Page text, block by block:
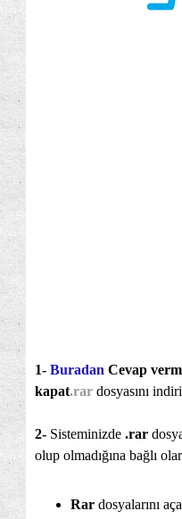
1- Buradan Cevap
kapat.rar dosyasını
2- Sisteminizde .rar
olup olmadığına bağlı
Rar dosyalarını